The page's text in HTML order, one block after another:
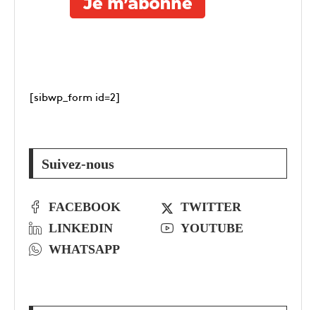
[sibwp_form id=2]
Suivez-nous
FACEBOOK
TWITTER
LINKEDIN
YOUTUBE
WHATSAPP